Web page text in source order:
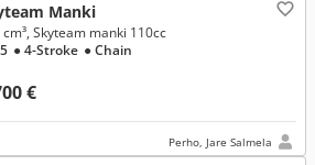
Manki
€
cm³, Skyteam manki 110cc
● 4-Stroke ● Chain
Perho, Jare Salmela